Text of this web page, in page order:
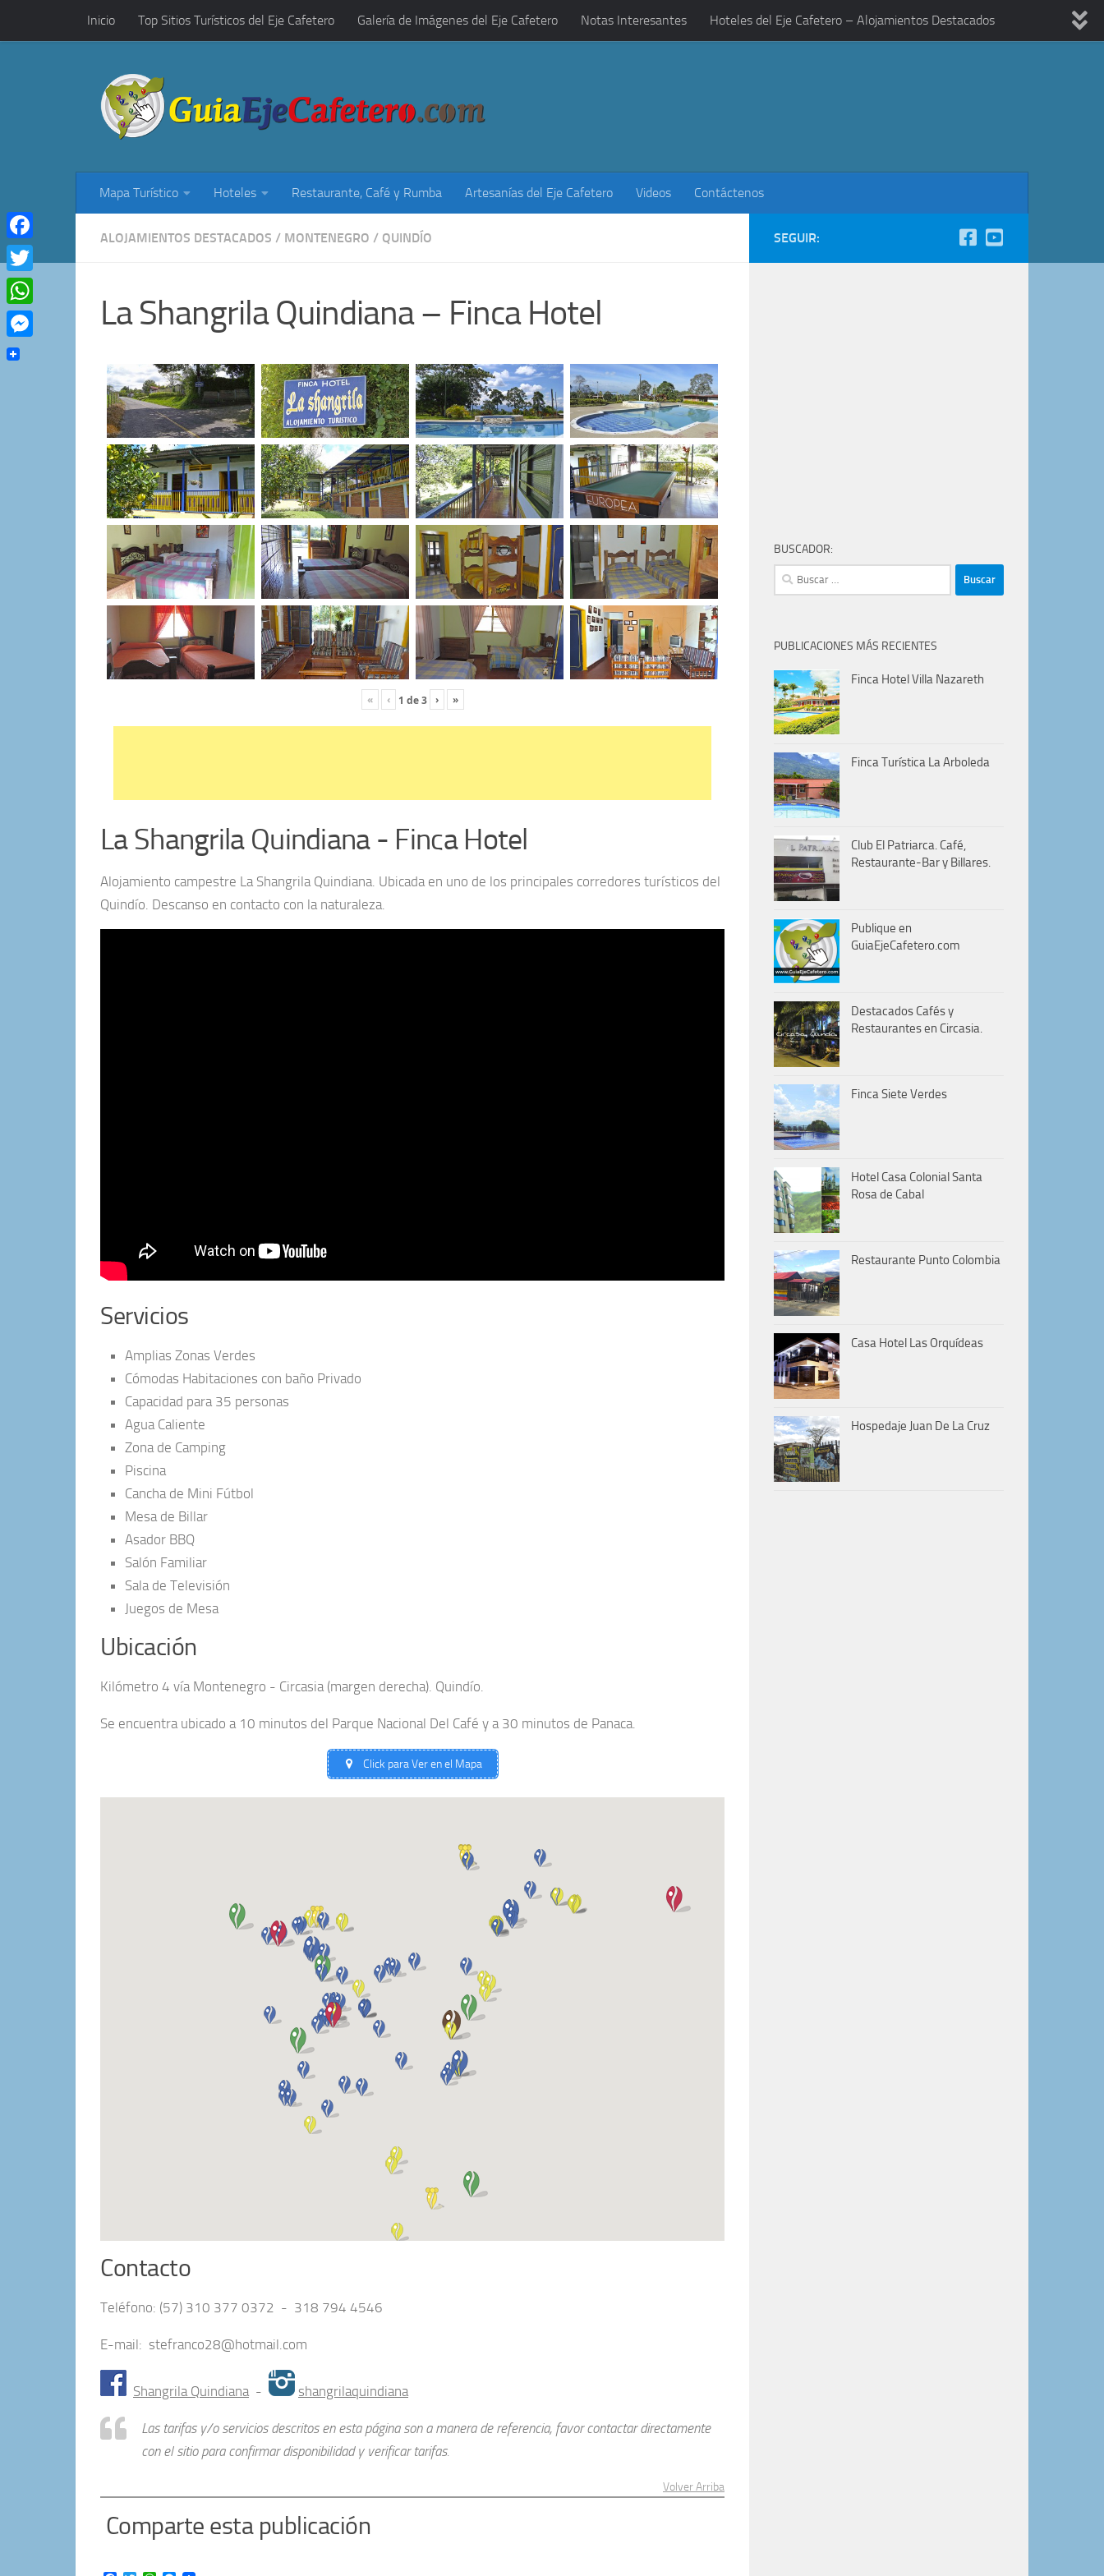
Saltar al contenido
Inicio Top Sitios Turísticos del Eje Cafetero Galería de Imágenes del Eje Cafetero Notas Interesantes Hoteles del Eje Cafetero – Alojamientos Destacados
Mapa Turístico Hoteles Restaurante, Café y Rumba Artesanías del Eje Cafetero Videos Contáctenos
ALOJAMIENTOS DESTACADOS / MONTENEGRO / QUINDÍO
La Shangrila Quindiana – Finca Hotel
« ‹ 1 de3 › »
La Shangrila Quindiana - Finca Hotel
Alojamiento campestre La Shangrila Quindiana. Ubicada en uno de los principales corredores turísticos del
Quindío. Descanso en contacto con la naturaleza.
Servicios
Amplias Zonas Verdes
Cómodas Habitaciones con baño Privado
Capacidad para 35 personas
Agua Caliente
Zona de Camping
Piscina
Cancha de Mini Fútbol
Mesa de Billar
Asador BBQ
Salón Familiar
Sala de Televisión
Juegos de Mesa
Ubicación
Kilómetro 4 vía Montenegro - Circasia (margen derecha). Quindío.
Se encuentra ubicado a 10 minutos del Parque Nacional Del Café y a 30 minutos de Panaca.
Click para Ver en el Mapa
Contacto
Teléfono: (57) 310 377 0372 - 318 794 4546
E-mail: stefranco28@hotmail.com
Shangrila Quindiana - shangrilaquindiana
Las tarifas y/o servicios descritos en esta página son a manera de referencia, favor contactar directamente
con el sitio para confirmar disponibilidad y verificar tarifas.
Volver Arriba
Comparte esta publicación
SEGUIR:
BUSCADOR:
Buscar:
PUBLICACIONES MÁS RECIENTES
Finca Hotel Villa Nazareth
Finca Turística La Arboleda
Club El Patriarca. Café,
Restaurante-Bar y Billares.
Publique en
GuiaEjeCafetero.com
Destacados Cafés y
Restaurantes en Circasia.
Finca Siete Verdes
Hotel Casa Colonial Santa
Rosa de Cabal
Restaurante Punto Colombia
Casa Hotel Las Orquídeas
Hospedaje Juan De La Cruz
Facebook
Twitter
WhatsApp
Messenger